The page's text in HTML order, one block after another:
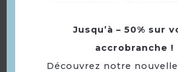
Jusqu’à – 50% sur
accrobranche !
Découvrez notre